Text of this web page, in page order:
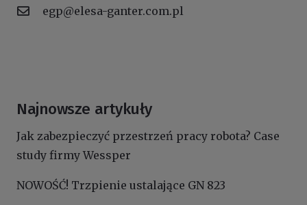
egp@elesa-ganter.com.pl
Najnowsze artykuły
Jak zabezpieczyć przestrzeń pracy robota? Case
study firmy Wessper
NOWOŚĆ! Trzpienie ustalające GN 823